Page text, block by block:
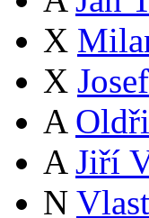
X
X
A
A Jiří
N